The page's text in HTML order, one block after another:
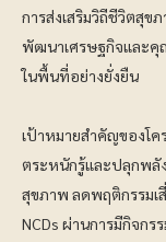
การส่งเสริมวิถีชีวิตสุข
พัฒนาเศรษฐกิจและ
ในพื้นที่อย่างยั่งยืน
เป้าหมายสำคัญของโค
ตระหนักรู้และปลุกพลั
สุขภาพ ลดพฤติกรรมเ
NCDs ผ่านการมีกิจกร